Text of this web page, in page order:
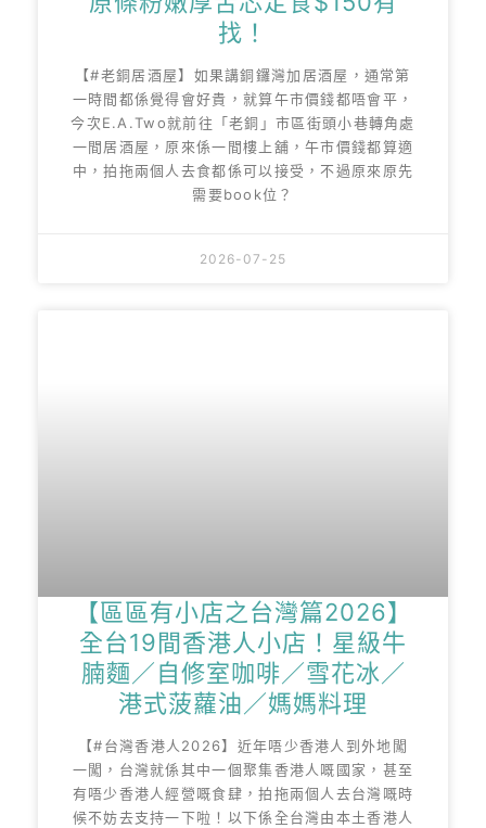
找！
【#老銅居酒屋】如果講銅鑼灣加居酒屋，通常第
一時間都係覺得會好貴，就算午市價錢都唔會平，
今次E.A.Two就前往「老銅」市區街頭小巷轉角處
一間居酒屋，原來係一間樓上舖，午市價錢都算適
中，拍拖兩個人去食都係可以接受，不過原來原先
需要book位？
2026-07-25
【區區有小店之台灣篇2026】
全台19間香港人小店！星級牛
腩麵／自修室咖啡／雪花冰／
港式菠蘿油／媽媽料理
【#台灣香港人2026】近年唔少香港人到外地闖
一闖，台灣就係其中一個聚集香港人嘅國家，甚至
有唔少香港人經營嘅食肆，拍拖兩個人去台灣嘅時
候不妨去支持一下啦！以下係全台灣由本土香港人